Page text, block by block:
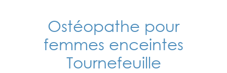
Ostéopathe pour
femmes enceintes
Tournefeuille